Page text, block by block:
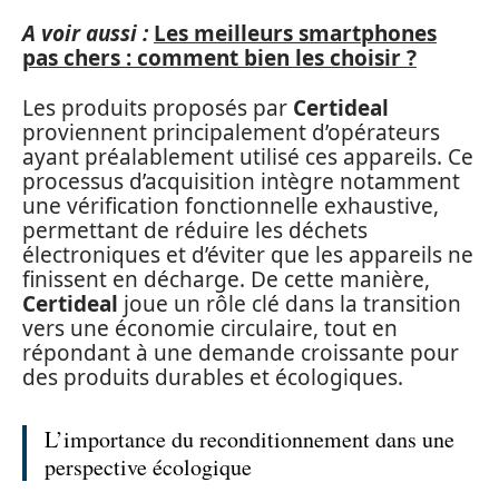
A voir aussi : Les meilleurs smartphones
pas chers : comment bien les choisir ?
Les produits proposés par Certideal
proviennent principalement d’opérateurs
ayant préalablement utilisé ces appareils. Ce
processus d’acquisition intègre notamment
une vérification fonctionnelle exhaustive,
permettant de réduire les déchets
électroniques et d’éviter que les appareils ne
finissent en décharge. De cette manière,
Certideal joue un rôle clé dans la transition
vers une économie circulaire, tout en
répondant à une demande croissante pour
des produits durables et écologiques.
L’importance du reconditionnement dans une
perspective écologique